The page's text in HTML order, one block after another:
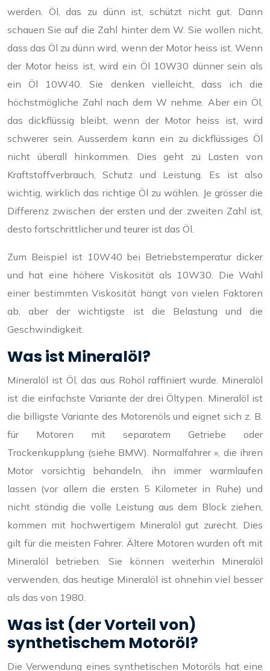
werden. Öl, das zu dünn ist, schützt nicht gut. Dann
schauen Sie auf die Zahl hinter dem W. Sie wollen nicht,
dass das Öl zu dünn wird, wenn der Motor heiss ist. Wenn
der Motor heiss ist, wird ein Öl 10W30 dünner sein als
ein Öl 10W40. Sie denken vielleicht, dass ich die
höchstmögliche Zahl nach dem W nehme. Aber ein Öl,
das dickflüssig bleibt, wenn der Motor heiss ist, wird
schwerer sein. Ausserdem kann ein zu dickflüssiges Öl
nicht überall hinkommen. Dies geht zu Lasten von
Kraftstoffverbrauch, Schutz und Leistung. Es ist also
wichtig, wirklich das richtige Öl zu wählen. Je grösser die
Differenz zwischen der ersten und der zweiten Zahl ist,
desto fortschrittlicher und teurer ist das Öl.
Zum Beispiel ist 10W40 bei Betriebstemperatur dicker
und hat eine höhere Viskosität als 10W30. Die Wahl
einer bestimmten Viskosität hängt von vielen Faktoren
ab, aber der wichtigste ist die Belastung und die
Geschwindigkeit.
Was ist Mineralöl?
Mineralöl ist Öl, das aus Rohöl raffiniert wurde. Mineralöl
ist die einfachste Variante der drei Öltypen. Mineralöl ist
die billigste Variante des Motorenöls und eignet sich z. B.
für Motoren mit separatem Getriebe oder
Trockenkupplung (siehe BMW). Normalfahrer », die ihren
Motor vorsichtig behandeln, ihn immer warmlaufen
lassen (vor allem die ersten 5 Kilometer in Ruhe) und
nicht ständig die volle Leistung aus dem Block ziehen,
kommen mit hochwertigem Mineralöl gut zurecht. Dies
gilt für die meisten Fahrer. Ältere Motoren wurden oft mit
Mineralöl betrieben. Sie können weiterhin Mineralöl
verwenden, das heutige Mineralöl ist ohnehin viel besser
als das von 1980.
Was ist (der Vorteil von)
synthetischem Motoröl?
Die Verwendung eines synthetischen Motoröls hat eine